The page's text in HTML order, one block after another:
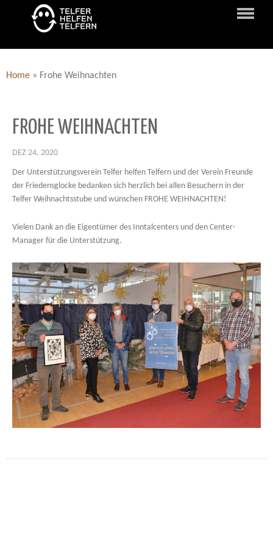
Home » Frohe Weihnachten
FROHE WEIHNACHTEN
DEZ 24, 2020
Der Unterstützungsverein Telfer helfen Telfern und der Verein Freunde
der Friedensglocke bedanken sich herzlich bei allen Besuchern in der
Telfer Weihnachtsstube und wünschen FROHE WEIHNACHTEN!
Vielen Dank an die Eigentümer des Inntalcenters und den Center-
Manager für die Unterstützung.